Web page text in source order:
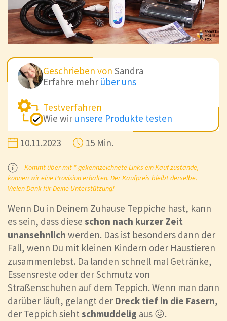
Geschrieben von Sandra
Erfahre mehr über uns
Testverfahren
Wie wir unsere Produkte testen
10.11.2023 15 Min.
Kommt über mit * gekennzeichnete Links ein Kauf zustande,
können wir eine Provision erhalten. Der Kaufpreis bleibt derselbe.
Vielen Dank für Deine Unterstützung!
Wenn Du in Deinem Zuhause Teppiche hast, kann
es sein, dass diese schon nach kurzer Zeit
unansehnlich werden. Das ist besonders dann der
Fall, wenn Du mit kleinen Kindern oder Haustieren
zusammenlebst. Da landen schnell mal Getränke,
Essensreste oder der Schmutz von
Straßenschuhen auf dem Teppich. Wenn man dann
darüber läuft, gelangt der Dreck tief in die Fasern,
der Teppich sieht schmuddelig aus 😖.